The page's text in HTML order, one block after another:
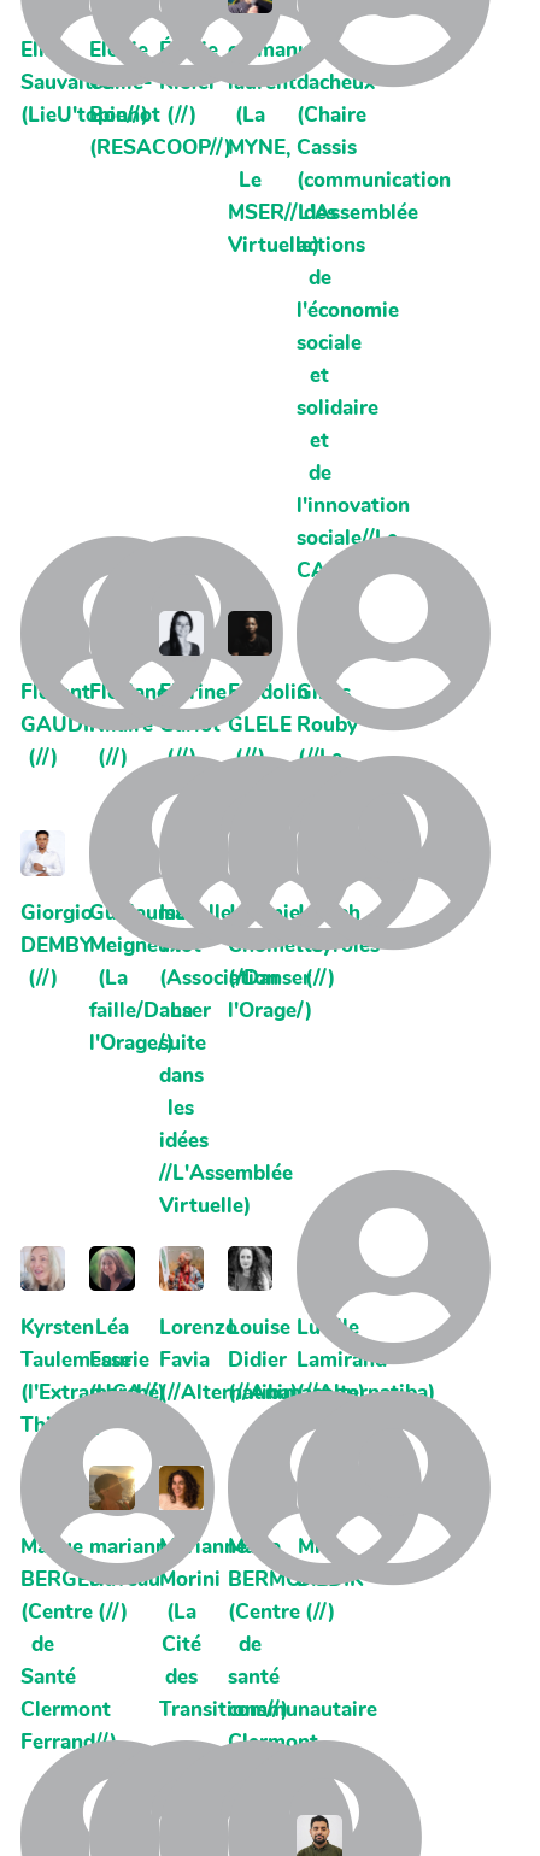
Elisa
Sauvaitre
(LieU'topie//)
Elodie
Caille-
Bonnot
(RESACOOP//)
Émilie
Kiefer
(//)
emmanuel
laurent
(La
MYNE,
Le
MSER//L'Assemblée
Virtuelle)
eric
dacheux
(Chaire
Cassis
(communication
des
actions
de
l'économie
sociale
et
solidaire
et
de
l'innovation
sociale//Le
CAC)
Florent
GAUDIN
(//)
Floriane
Hilaire
(//)
Florine
Garlot
(//)
Frudolin
GLELE
(//)
Gilles
Rouby
(//Le
Giorgio
DEMBY
(//)
Guillaume
Meigneux
(La
faille/Danser
l'Orage/)
Isabelle
Piot
(Association
La
suite
dans
les
idées
//L'Assemblée
Virtuelle)
Jérémie
Chomette
(/Danser
l'Orage/)
Joseph
Reyroles
(//)
Kyrsten
Taulemesse
(l'Extramarché
Thiers//)
Léa
Faurie
(UCA//)
Lorenzo
Favia
(//Alternatiba)
Louise
Didier
(//Animacoop)
Lucille
Lamirand
(//Alternatiba)
Manue
BERGER
(Centre
de
Santé
Clermont
Ferrand//)
marianne
claveau
(//)
Marianne
Morini
(La
Cité
des
Transitions//)
Marie
BERMOND
(Centre
de
santé
communautaire
Clermont-
Miso
DODIK
(//)